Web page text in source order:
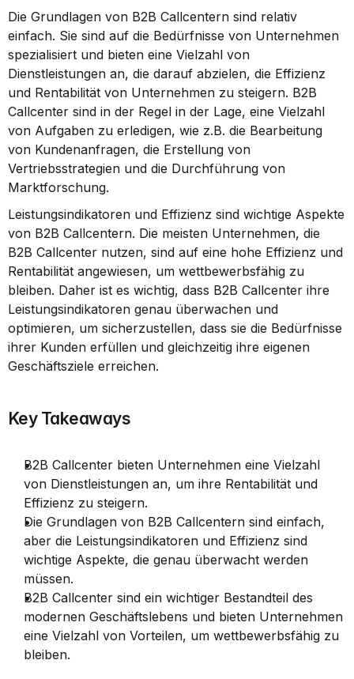
Die Grundlagen von B2B Callcentern sind relativ
einfach. Sie sind auf die Bedürfnisse von Unternehmen
spezialisiert und bieten eine Vielzahl von
Dienstleistungen an, die darauf abzielen, die Effizienz
und Rentabilität von Unternehmen zu steigern. B2B
Callcenter sind in der Regel in der Lage, eine Vielzahl
von Aufgaben zu erledigen, wie z.B. die Bearbeitung
von Kundenanfragen, die Erstellung von
Vertriebsstrategien und die Durchführung von
Marktforschung.
Leistungsindikatoren und Effizienz sind wichtige Aspekte
von B2B Callcentern. Die meisten Unternehmen, die
B2B Callcenter nutzen, sind auf eine hohe Effizienz und
Rentabilität angewiesen, um wettbewerbsfähig zu
bleiben. Daher ist es wichtig, dass B2B Callcenter ihre
Leistungsindikatoren genau überwachen und
optimieren, um sicherzustellen, dass sie die Bedürfnisse
ihrer Kunden erfüllen und gleichzeitig ihre eigenen
Geschäftsziele erreichen.
Key Takeaways
B2B Callcenter bieten Unternehmen eine Vielzahl
von Dienstleistungen an, um ihre Rentabilität und
Effizienz zu steigern.
Die Grundlagen von B2B Callcentern sind einfach,
aber die Leistungsindikatoren und Effizienz sind
wichtige Aspekte, die genau überwacht werden
müssen.
B2B Callcenter sind ein wichtiger Bestandteil des
modernen Geschäftslebens und bieten Unternehmen
eine Vielzahl von Vorteilen, um wettbewerbsfähig zu
bleiben.